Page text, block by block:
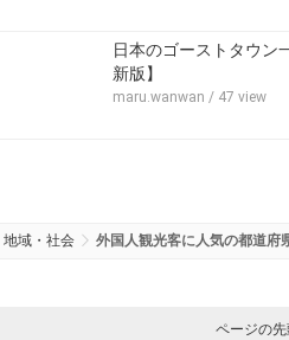
日本のゴーストタウン
新版】
maru.wanwan / 47 view
地域・社会 外国人観光客に人気の都道府
ページの